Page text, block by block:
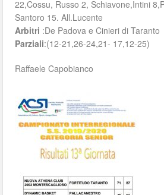
22,Cossu, Russo 2, Schiavone,Intini
Santoro 15. All.Lucente
Arbitri :De Padova e Cinieri di Taranto
Parziali:(12-21,26-24,21- 17,12-25)
Raffaele Capobianco